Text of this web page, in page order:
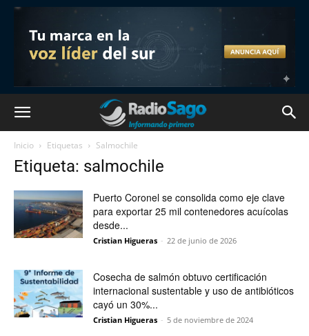
Inicio Etiquetas Salmochile
Etiqueta: salmochile
Puerto Coronel se consolida como eje clave
para exportar 25 mil contenedores acuícolas
desde...
Cristian Higueras - 22 de junio de 2026
Cosecha de salmón obtuvo certificación
internacional sustentable y uso de antibióticos
cayó un 30%...
Cristian Higueras - 5 de noviembre de 2024